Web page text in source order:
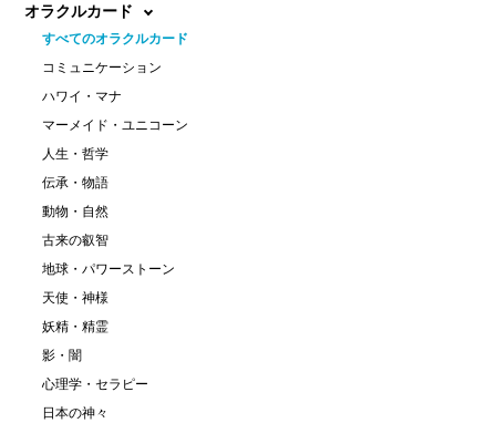
オラクルカード
すべてのオラクルカード
コミュニケーション
ハワイ・マナ
マーメイド・ユニコーン
人生・哲学
伝承・物語
動物・自然
古来の叡智
地球・パワーストーン
天使・神様
妖精・精霊
影・闇
心理学・セラピー
日本の神々